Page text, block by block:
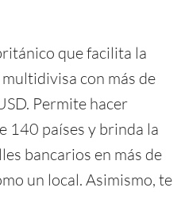
que facilita la
con más de
Permite hacer
140 países y brinda la
bancarios en más de
un local. Asimismo, te